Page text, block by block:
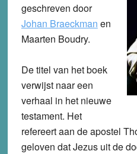
geschreven door
Johan Braeckman en
Maarten Boudry.
De titel van het boek
verwijst naar een
verhaal in het nieuwe
testament. Het
refereert aan de apostel
geloven dat Jezus uit de